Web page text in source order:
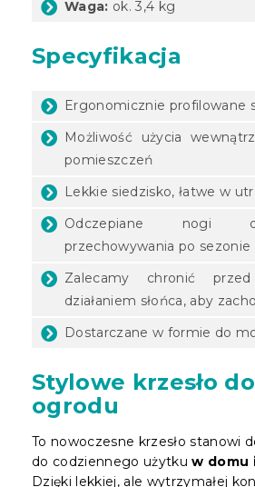
Waga: ok. 3,4 kg
Specyfikacja
Ergonomicznie profilowane
Możliwość użycia
pomieszczeń
Lekkie siedzisko, łatwe w
Odczepiane nogi
przechowywania po sezonie
Zalecamy chronić przed
działaniem słońca, aby
Dostarczane w formie do
Stylowe krzesło
ogrodu
To nowoczesne krzesło stanowi
do codziennego użytkuw domu
Dzięki lekkiej, ale wytrzymałej